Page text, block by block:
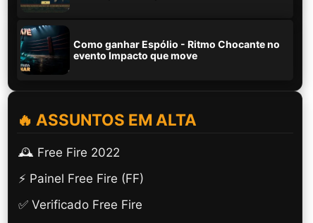
Como ganhar Espólio - Ritmo Chocante no
evento Impacto que move
🔥 ASSUNTOS EM ALTA
🕰️ Free Fire 2022
⚡ Painel Free Fire (FF)
✅ Verificado Free Fire